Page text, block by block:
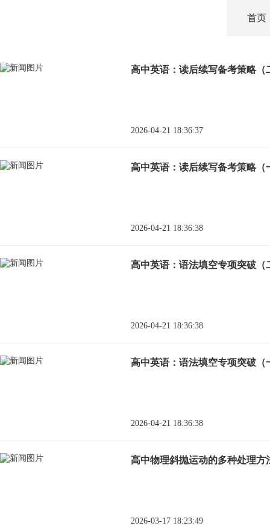
首页
高中英语：读后续写备考策略（
2026-04-21 18:36:37
高中英语：读后续写备考策略（
2026-04-21 18:36:38
高中英语：语法填空专项突破（
2026-04-21 18:36:38
高中英语：语法填空专项突破（
2026-04-21 18:36:38
高中物理斜抛运动的多种处理方
2026-03-17 18:23:49